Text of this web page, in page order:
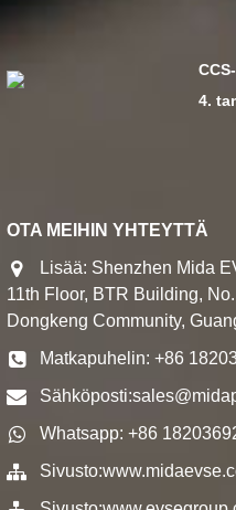
4.
OTA MEIHIN YHTEYTTÄ
Lisää: Shenzhen Mida
11th Floor, BTR Building,
Dongkeng Community,
Matkapuhelin: +86
Sähköposti:
Whatsapp: +86
Sivusto: